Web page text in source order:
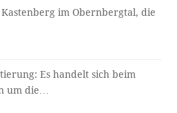
Kastenberg im Obernbergtal, die
Es handelt sich beim
um die…